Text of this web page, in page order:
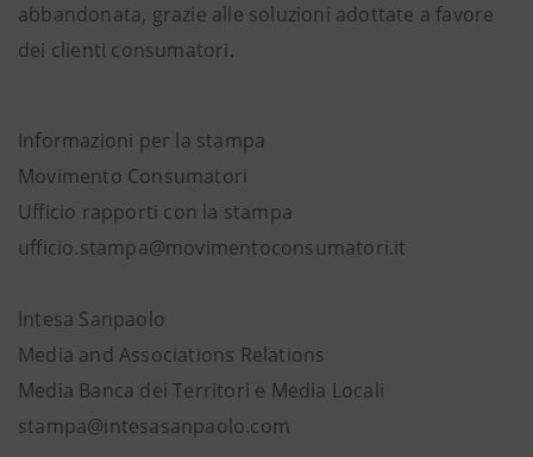
abbandonata, grazie alle soluzioni adottate a favore
dei clienti consumatori.
Informazioni per la stampa
Movimento Consumatori
Ufficio rapporti con la stampa
ufficio.stampa@movimentoconsumatori.it
Intesa Sanpaolo
Media and Associations Relations
Media Banca dei Territori e Media Locali
stampa@intesasanpaolo.com